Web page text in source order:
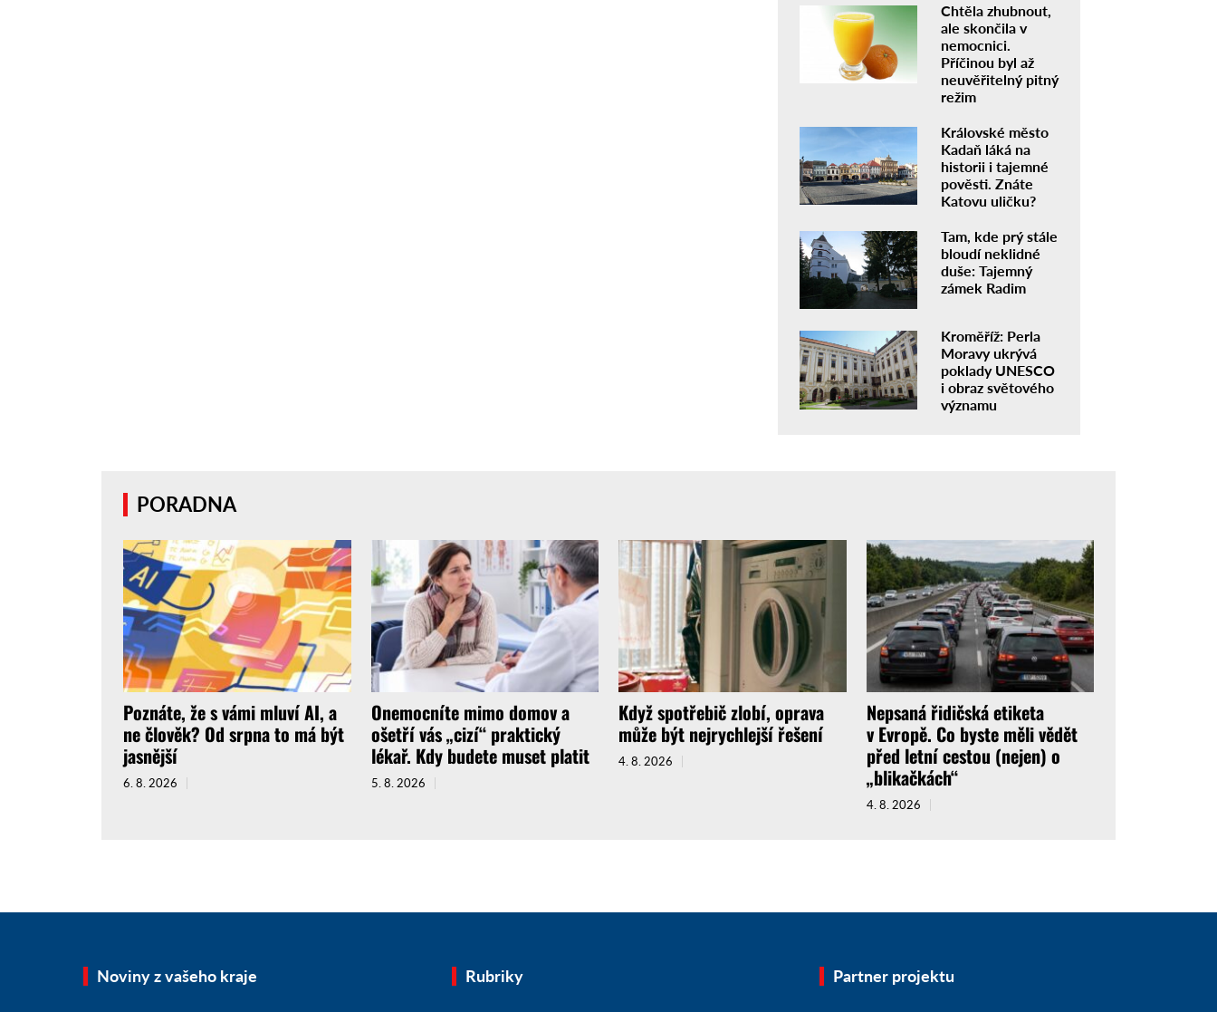
Chtěla zhubnout,
ale skončila v
nemocnici.
Příčinou byl až
neuvěřitelný pitný
režim
Královské město
Kadaň láká na
historii i tajemné
pověsti. Znáte
Katovu uličku?
Tam, kde prý stále
bloudí neklidné
duše: Tajemný
zámek Radim
Kroměříž: Perla
Moravy ukrývá
poklady UNESCO
i obraz světového
významu
PORADNA
Poznáte, že s vámi mluví AI, a
ne člověk? Od srpna to má být
jasnější
6. 8. 2026
Onemocníte mimo domov a
ošetří vás „cizí“ praktický
lékař. Kdy budete muset platit
5. 8. 2026
Když spotřebič zlobí, oprava
může být nejrychlejší řešení
4. 8. 2026
Nepsaná řidičská etiketa
v Evropě. Co byste měli vědět
před letní cestou (nejen) o
„blikačkách“
4. 8. 2026
Noviny z vašeho kraje Rubriky Partner projektu